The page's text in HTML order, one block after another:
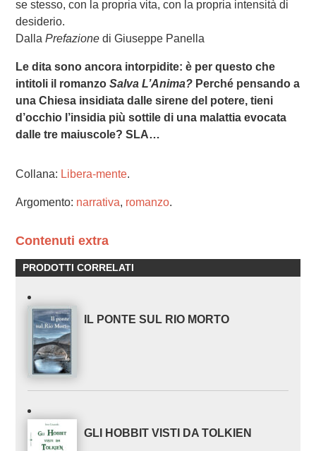
se stesso, con la propria vita, con la propria intensità di
desiderio.
Dalla Prefazionedi Giuseppe Panella
Le dita sono ancora intorpidite: è per questo che
intitoli il romanzo Salva L’Anima?Perché pensando a
una Chiesa insidiata dalle sirene del potere, tieni
d’occhio l’insidia più sottile di una malattia evocata
dalle tre maiuscole? SLA…
Collana: Libera-mente.
Argomento: narrativa, romanzo.
Contenuti extra
PRODOTTI CORRELATI
IL PONTE SUL RIO MORTO
GLI HOBBIT VISTI DA TOLKIEN